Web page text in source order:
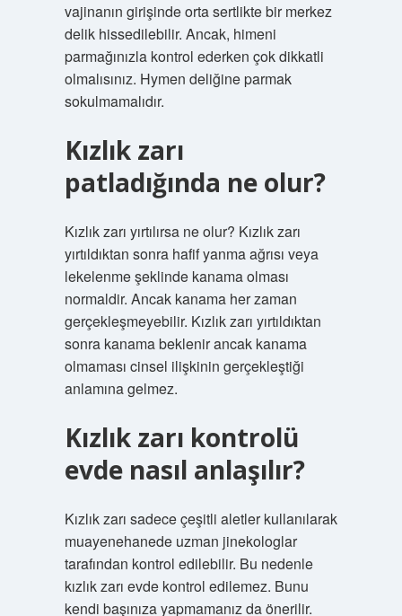
vajinanın girişinde orta sertlikte bir merkez
delik hissedilebilir. Ancak, himeni
parmağınızla kontrol ederken çok dikkatli
olmalısınız. Hymen deliğine parmak
sokulmamalıdır.
Kızlık zarı
patladığında ne olur?
Kızlık zarı yırtılırsa ne olur? Kızlık zarı
yırtıldıktan sonra hafif yanma ağrısı veya
lekelenme şeklinde kanama olması
normaldir. Ancak kanama her zaman
gerçekleşmeyebilir. Kızlık zarı yırtıldıktan
sonra kanama beklenir ancak kanama
olmaması cinsel ilişkinin gerçekleştiği
anlamına gelmez.
Kızlık zarı kontrolü
evde nasıl anlaşılır?
Kızlık zarı sadece çeşitli aletler kullanılarak
muayenehanede uzman jinekologlar
tarafından kontrol edilebilir. Bu nedenle
kızlık zarı evde kontrol edilemez. Bunu
kendi başınıza yapmamanız da önerilir.